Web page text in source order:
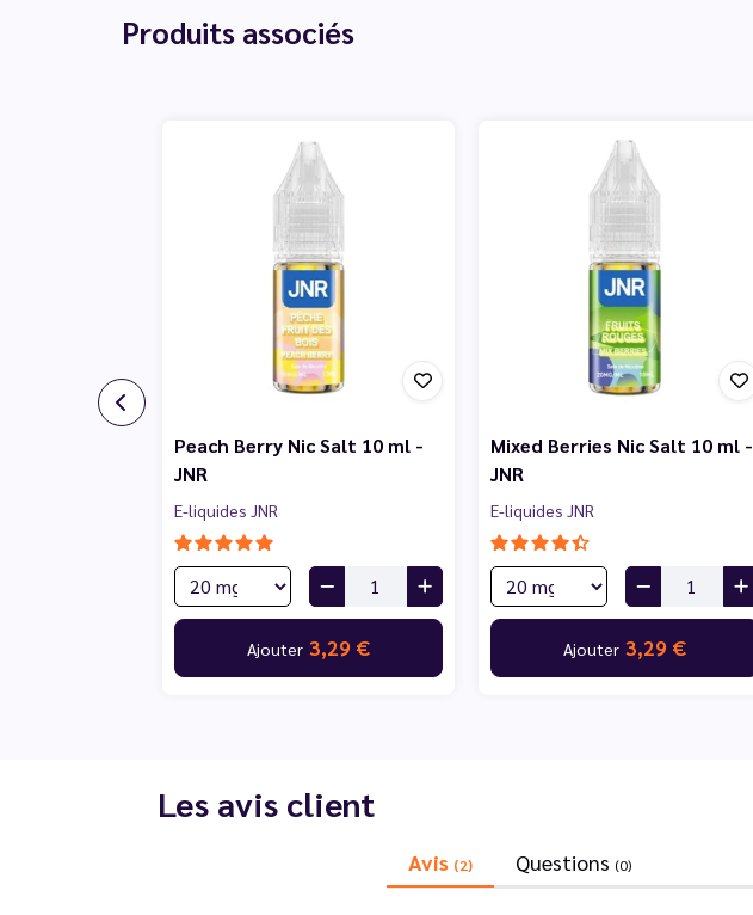
Produits associés
Peach Berry Nic Salt 10 ml -
JNR
E-liquides JNR
Ajouter 3,29 €
Mixed Berries Nic Salt 10 ml -
JNR
E-liquides JNR
Ajouter 3,29 €
Les avis client
Avis (2) Questions (0)